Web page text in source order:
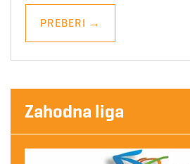
PREBERI →
Zahodna liga